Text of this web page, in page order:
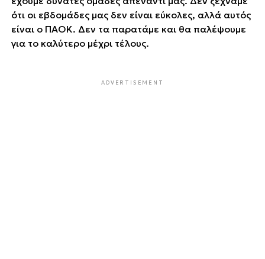
ότι οι εβδομάδες μας δεν είναι εύκολες, αλλά αυτός
είναι ο ΠΑΟΚ. Δεν τα παρατάμε και θα παλέψουμε
για το καλύτερο μέχρι τέλους.΄΄
ADVERTISEMENT